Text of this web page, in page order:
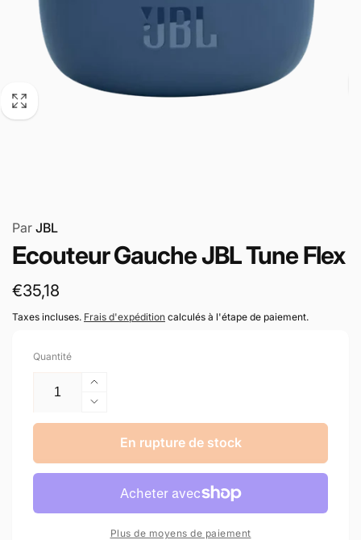
Par JBL
Ecouteur Gauche JBL Tune Flex
Prix
habituel
€35,18
Taxes incluses. Frais d'expédition calculés à l'étape de paiement.
Quantité
Augmenter
la
quantité
Gauche
Réduire
la
quantité
de
Ecouteur
Gauche
JBL
Tune
En rupture de stock
Plus de moyens de paiement